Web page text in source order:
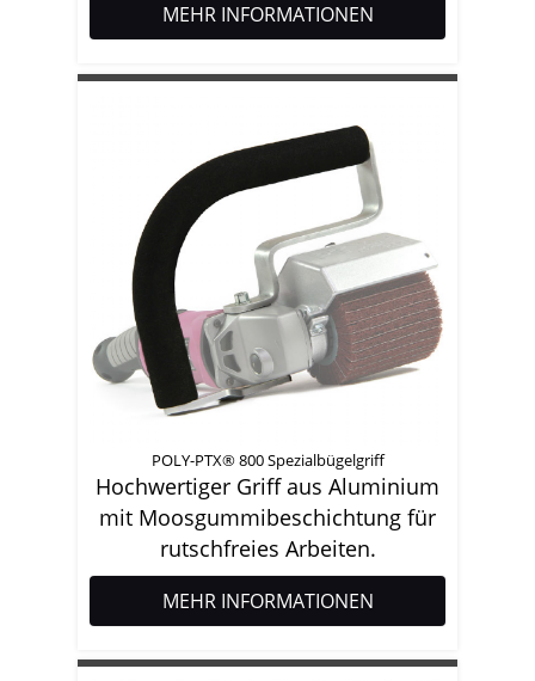
MEHR INFORMATIONEN
POLY-PTX® 800 Spezialbügelgriff
Hochwertiger Griff aus Aluminium
mit Moosgummibeschichtung für
rutschfreies Arbeiten.
MEHR INFORMATIONEN